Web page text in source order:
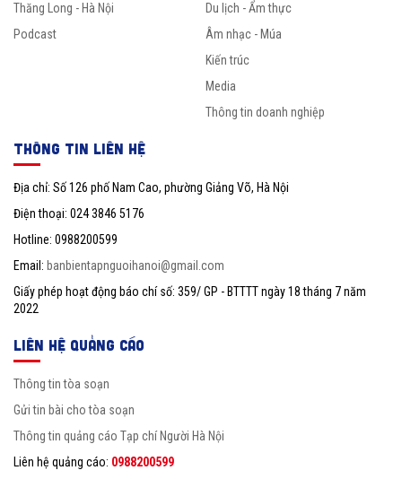
Thăng Long - Hà Nội
Podcast
Du lịch - Ẩm thực
Âm nhạc - Múa
Kiến trúc
Media
Thông tin doanh nghiệp
THÔNG TIN LIÊN HỆ
Địa chỉ: Số 126 phố Nam Cao, phường Giảng Võ, Hà Nội
Điện thoại: 024 3846 5176
Hotline: 0988200599
Email: banbientapnguoihanoi@gmail.com
Giấy phép hoạt động báo chí số: 359/ GP - BTTTT ngày 18 tháng 7 năm
2022
LIÊN HỆ QUẢNG CÁO
Thông tin tòa soạn
Gửi tin bài cho tòa soạn
Thông tin quảng cáo Tạp chí Người Hà Nội
Liên hệ quảng cáo: 0988200599